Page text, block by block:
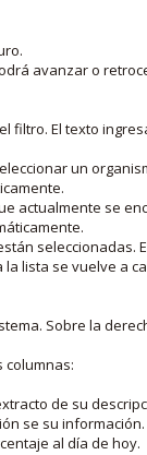
avanzar o
filtro. El texto
un
actualmente se
seleccionadas.
lista se vuelve a
Sobre la
columnas:
de su
se su información.
al día de hoy.